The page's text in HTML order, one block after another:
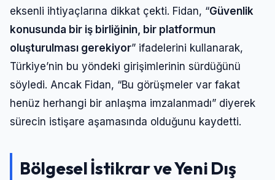
eksenli ihtiyaçlarına dikkat çekti. Fidan, “Güvenlik
konusunda bir iş birliğinin, bir platformun
oluşturulması gerekiyor” ifadelerini kullanarak,
Türkiye’nin bu yöndeki girişimlerinin sürdüğünü
söyledi. Ancak Fidan, “Bu görüşmeler var fakat
henüz herhangi bir anlaşma imzalanmadı” diyerek
sürecin istişare aşamasında olduğunu kaydetti.
Bölgesel İstikrar ve Yeni Dış